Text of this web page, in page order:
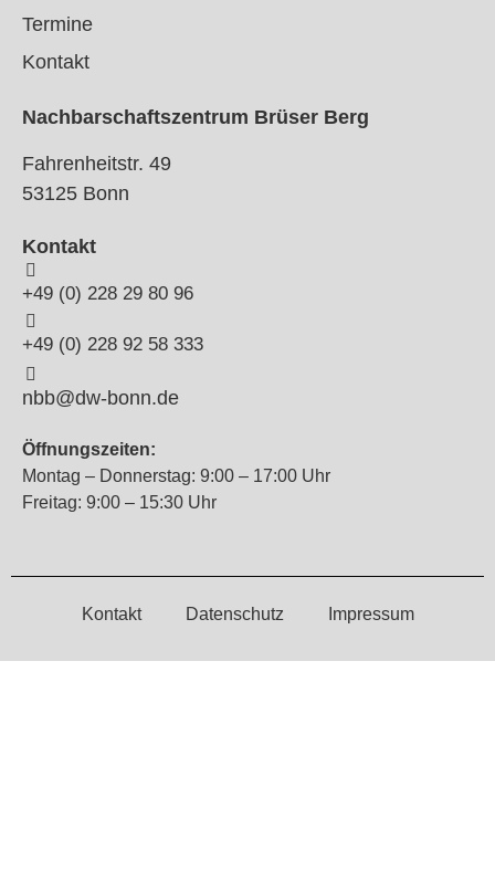
Termine
Kontakt
Nachbarschaftszentrum Brüser Berg
Fahrenheitstr. 49
53125 Bonn
Kontakt
+49 (0) 228 29 80 96
+49 (0) 228 92 58 333
nbb@dw-bonn.de
Öffnungszeiten:
Montag – Donnerstag: 9:00 – 17:00 Uhr
Freitag: 9:00 – 15:30 Uhr
Kontakt Datenschutz Impressum